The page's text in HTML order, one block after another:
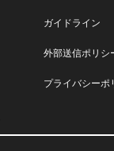
ガイドライン
外部送信ポリシ
プライバシーポ